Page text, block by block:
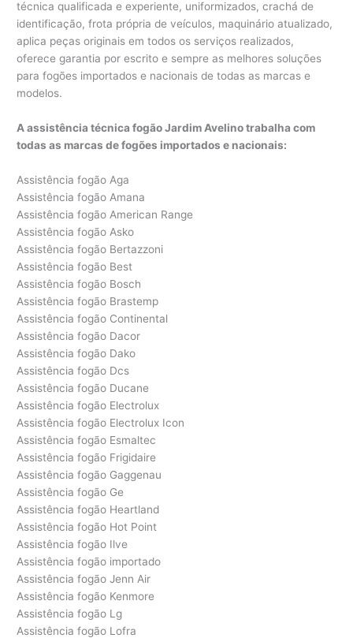
técnica qualificada e experiente, uniformizados, crachá de
identificação, frota própria de veículos, maquinário atualizado,
aplica peças originais em todos os serviços realizados,
oferece garantia por escrito e sempre as melhores soluções
para fogões importados e nacionais de todas as marcas e
modelos.
A assistência técnica fogão Jardim Avelino trabalha com
todas as marcas de fogões importados e nacionais:
Assistência fogão Aga
Assistência fogão Amana
Assistência fogão American Range
Assistência fogão Asko
Assistência fogão Bertazzoni
Assistência fogão Best
Assistência fogão Bosch
Assistência fogão Brastemp
Assistência fogão Continental
Assistência fogão Dacor
Assistência fogão Dako
Assistência fogão Dcs
Assistência fogão Ducane
Assistência fogão Electrolux
Assistência fogão Electrolux Icon
Assistência fogão Esmaltec
Assistência fogão Frigidaire
Assistência fogão Gaggenau
Assistência fogão Ge
Assistência fogão Heartland
Assistência fogão Hot Point
Assistência fogão Ilve
Assistência fogão importado
Assistência fogão Jenn Air
Assistência fogão Kenmore
Assistência fogão Lg
Assistência fogão Lofra